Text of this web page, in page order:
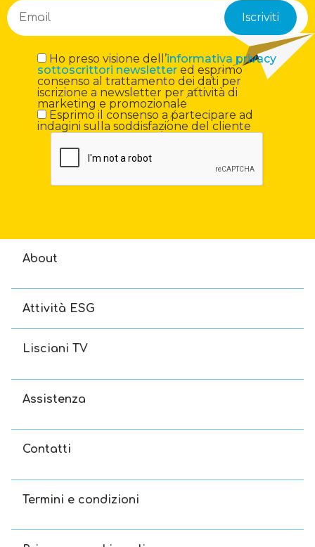
Ho preso visione dell’informativa privacy
sottoscrittori newslettered esprimo
consenso al trattamento dei dati per
iscrizione a newsletter per attività di
marketing e promozionale
Esprimo il consenso a partecipare ad
indagini sulla soddisfazione del cliente
About
Attività ESG
Lisciani TV
Assistenza
Contatti
Termini e condizioni